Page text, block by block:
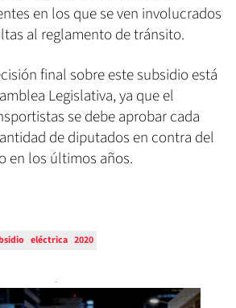
en los que se ven involucrados
al reglamento de tránsito.
final sobre este subsidio está
Legislativa, ya que el
se debe aprobar cada
de diputados en contra del
en los últimos años.
eléctrica 2020